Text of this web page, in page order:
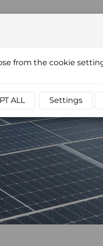
CONTACTS
from the cookie
ALL Settings